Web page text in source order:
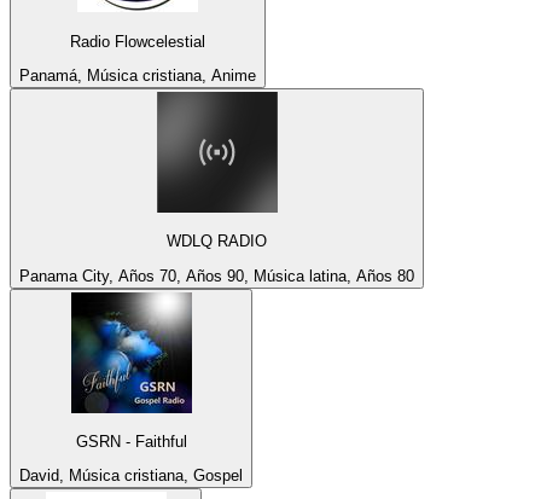
Radio Flowcelestial
Panamá, Música cristiana, Anime
WDLQ RADIO
Panama City, Años 70, Años 90, Música latina, Años 80
GSRN - Faithful
David, Música cristiana, Gospel